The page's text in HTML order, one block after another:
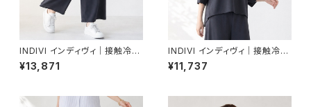
INDIVI インディヴィ｜接触冷感
イージーワイドパンツ｜着る日
傘 透湿 レディース 177-85301
¥13,871
INDIVI インディヴィ｜接触冷感
ドルマントップス｜着る日傘 透
湿 レディース 177-85301 C.グ
¥11,737